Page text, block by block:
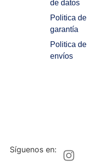
de datos
Politica de
garantía
Politica de
envíos
Síguenos en: